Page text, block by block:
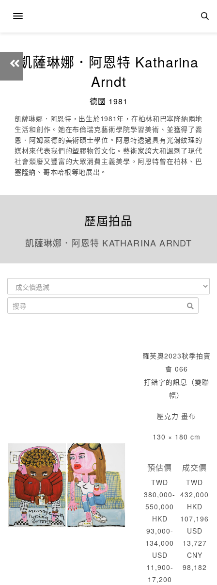
凱薩琳娜．阿恩特 Katharina
Arndt
德國 1981
凱薩琳娜．阿恩特，出生於1981年，在柏林和巴塞隆納兩地
生活和創作。她在布倫瑞克藝術學院學習美術、並獲得了喬
恩．阿姆萊德的美術碩士學位。阿恩特透過具有光滑紋理的
媒材來代表我們的塑膠物質文化。藝術家誇大和諷刺了現代
社會頹廢又豐富的大眾消費主義美學。阿恩特曾在柏林、巴
塞隆納、哥本哈根等地展出。
歷屆拍品
凱薩琳娜．阿恩特 KATHARINA ARNDT
羅芙奧2023秋季拍賣
會 066
打錯字的訊息（雙聯
幅）
壓克力 畫布
130 × 180 cm
預估價
TWD
380,000-
550,000
HKD
93,000-
134,000
USD
11,900-
17,200
成交價
TWD
432,000
HKD
107,196
USD
13,727
CNY
98,182